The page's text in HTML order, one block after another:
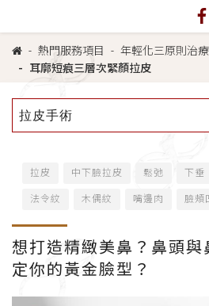
熱門服務項目 年輕化三原則治療
耳廓短痕三層次緊顏拉皮
拉皮手術
拉皮 中下臉拉皮 鬆弛 下垂
法令紋 木偶紋 嘴邊肉 臉頰
想打造精緻美鼻？鼻頭
定你的黃金臉型？